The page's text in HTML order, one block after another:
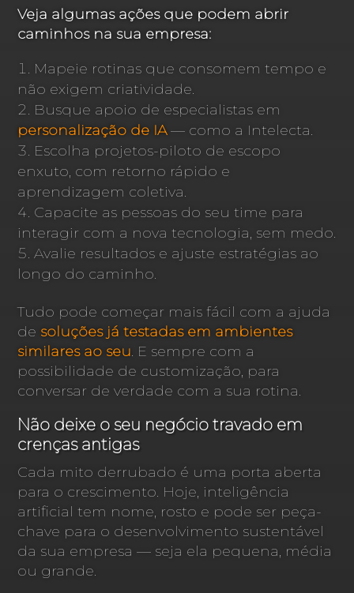
Veja algumas ações que podem abrir
caminhos na sua empresa:
Mapeie rotinas que consomem tempo e
não exigem criatividade.
Busque apoio de especialistas em
personalização de IA— como a Intelecta.
Escolha projetos-piloto de escopo
enxuto, com retorno rápido e
aprendizagem coletiva.
Capacite as pessoas do seu time para
interagir com a nova tecnologia, sem medo.
Avalie resultados e ajuste estratégias ao
longo do caminho.
Tudo pode começar mais fácil com a ajuda
de soluções já testadas em ambientes
similares ao seu. E sempre com a
possibilidade de customização, para
conversar de verdade com a sua rotina.
Não deixe o seu negócio travado em
crenças antigas
Cada mito derrubado é uma porta aberta
para o crescimento. Hoje, inteligência
artificial tem nome, rosto e pode ser peça-
chave para o desenvolvimento sustentável
da sua empresa — seja ela pequena, média
ou grande.